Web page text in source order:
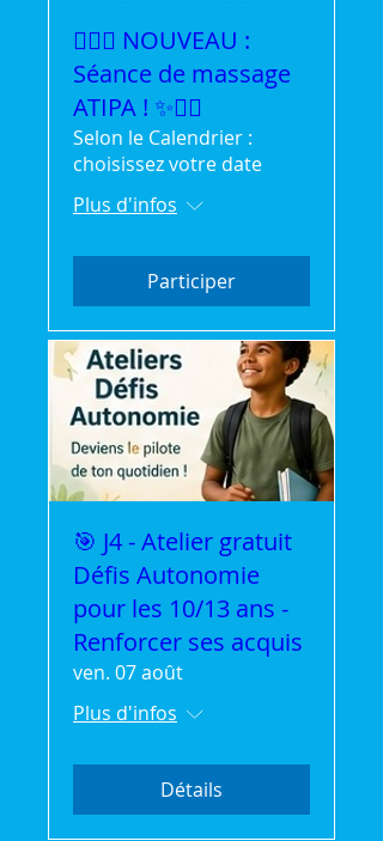
💆‍♀️✨ NOUVEAU :
Séance de massage
ATIPA ! ✨💆‍♂️
Selon le Calendrier :
choisissez votre date
Plus d'infos
Participer
🎯 J4 - Atelier gratuit
Défis Autonomie
pour les 10/13 ans -
Renforcer ses acquis
ven. 07 août
Plus d'infos
Détails